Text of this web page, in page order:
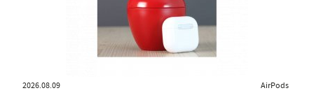
2026.08.09 AirPods